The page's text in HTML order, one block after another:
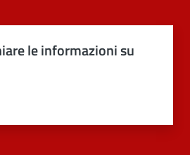
le informazioni su
4 stelle su 5
su 5
su 5
5